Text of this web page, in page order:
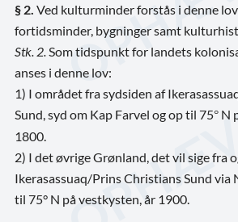
§ 2. Ved kulturminder forstås i denne
fortidsminder, bygninger samt
Stk. 2. Som tidspunkt for landets
anses i denne lov:
1) I området fra sydsiden af
Sund, syd om Kap Farvel og op til 75° N
1800.
2) I det øvrige Grønland, det vil sige fra
Ikerasassuaq/Prins Christians Sund via
til 75° N på vestkysten, år 1900.